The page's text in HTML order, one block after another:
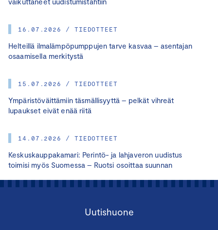
16.07.2026 / TIEDOTTEET
Helteillä ilmalämpöpumppujen tarve kasvaa – asentajan
osaamisella merkitystä
15.07.2026 / TIEDOTTEET
Ympäristöväittämiin täsmällisyyttä – pelkät vihreät
lupaukset eivät enää riitä
14.07.2026 / TIEDOTTEET
Keskuskauppakamari: Perintö- ja lahjaveron uudistus
toimisi myös Suomessa – Ruotsi osoittaa suunnan
Uutishuone